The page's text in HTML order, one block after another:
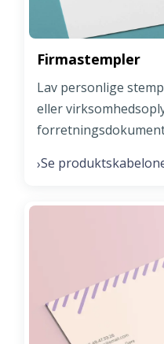
Firmastempler
Lav personlige
eller
›Se